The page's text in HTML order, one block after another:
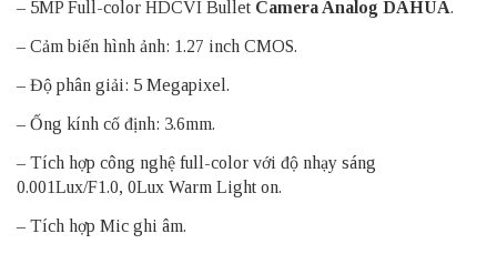
– 5MP Full-color HDCVI Bullet Camera Analog DAHUA.
– Cảm biến hình ảnh: 1.27 inch CMOS.
– Độ phân giải: 5 Megapixel.
– Ống kính cố định: 3.6mm.
– Tích hợp công nghệ full-color với độ nhạy sáng
0.001Lux/F1.0, 0Lux Warm Light on.
– Tích hợp Mic ghi âm.